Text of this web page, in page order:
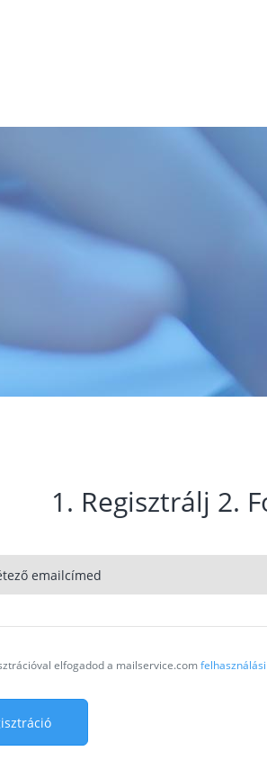
1. Regisztrálj 2.
elfogadod a mailservice.com